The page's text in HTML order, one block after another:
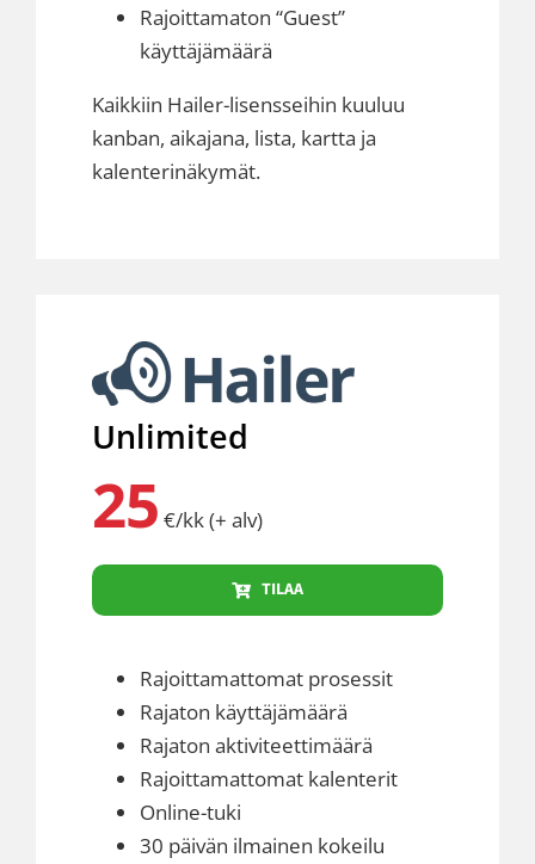
Rajoittamaton “Guest”
käyttäjämäärä
Kaikkiin Hailer-lisensseihin kuuluu
kanban, aikajana, lista, kartta ja
kalenterinäkymät.
Unlimited
25 €/kk (+ alv)
TILAA
Rajoittamattomat prosessit
Rajaton käyttäjämäärä
Rajaton aktiviteettimäärä
Rajoittamattomat kalenterit
Online-tuki
30 päivän ilmainen kokeilu